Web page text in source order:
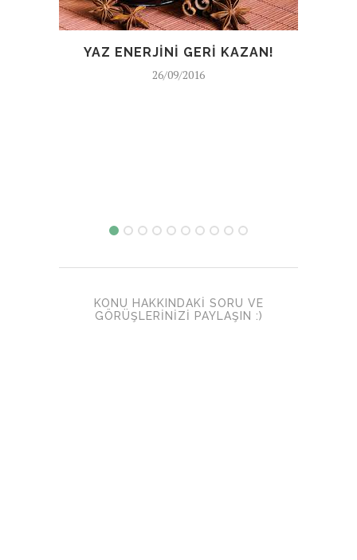
YAZ ENERJİNİ GERİ KAZAN!
26/09/2016
KONU HAKKINDAKI SORU VE
GÖRÜŞLERINIZI PAYLAŞIN :)